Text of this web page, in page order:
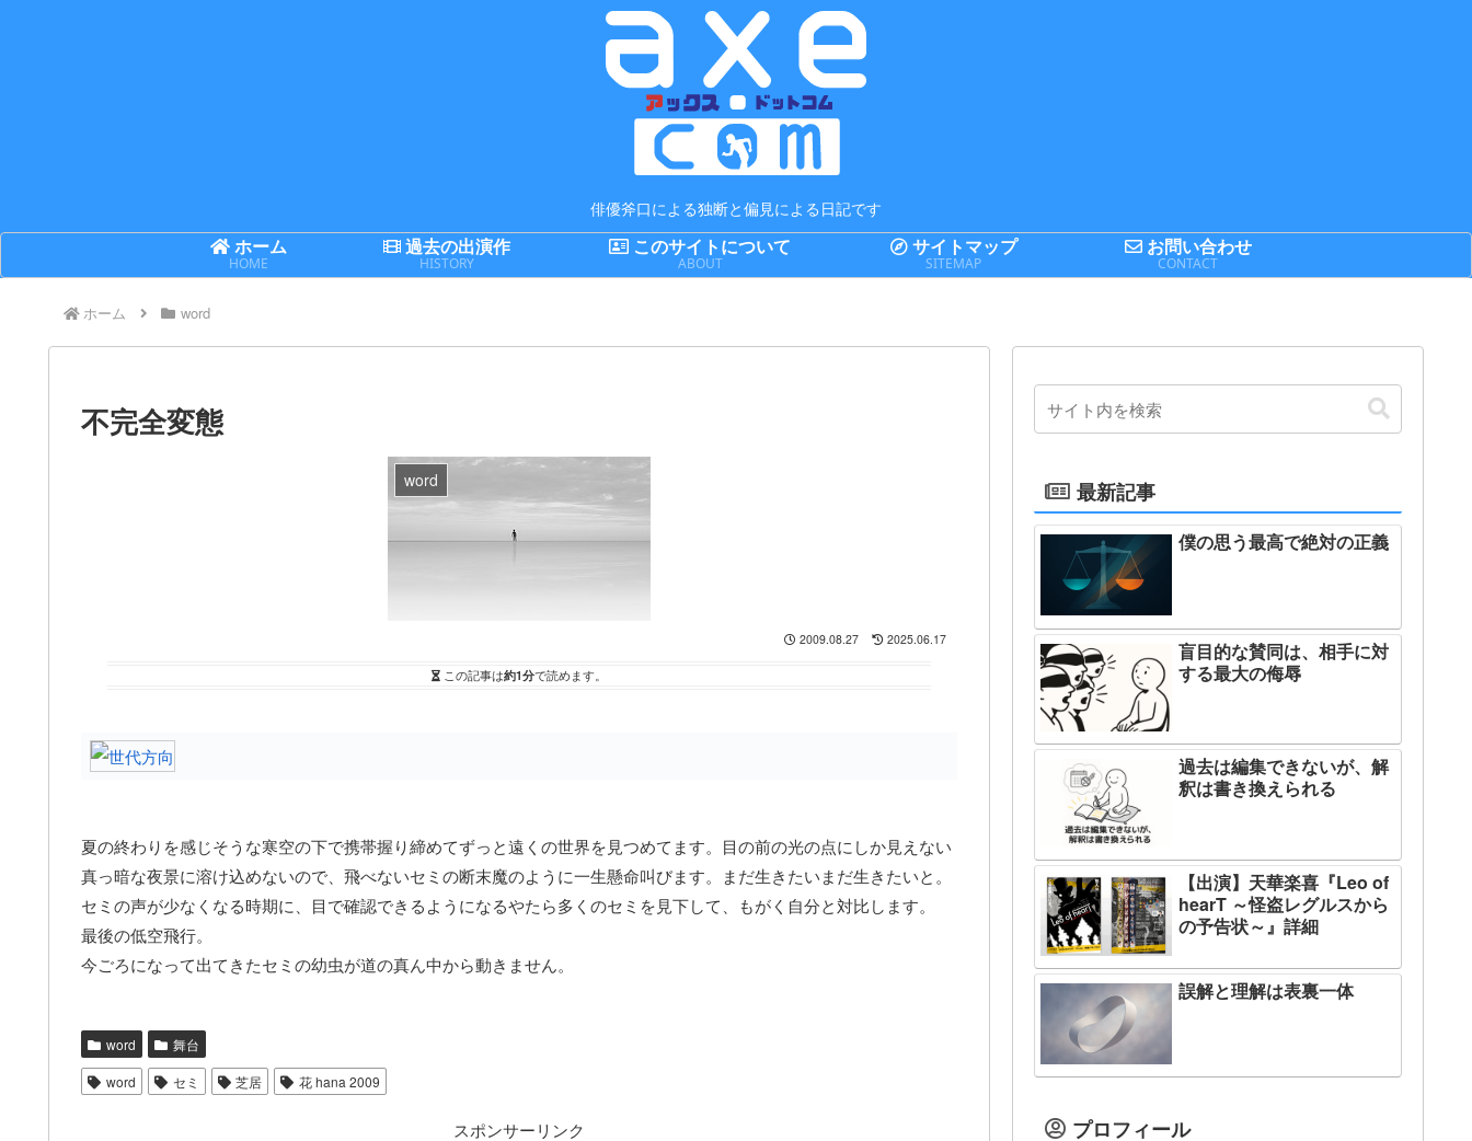
俳優斧口による独断と偏見による日記です
ホーム
HOME
過去の出演作
HISTORY
このサイトについて
ABOUT
サイトマップ
SITEMAP
お問い合わせ
CONTACT
ホーム word
不完全変態
word
2009.08.27 2025.06.17
この記事は約1分で読めます。
夏の終わりを感じそうな寒空の下で携帯握り締めてずっと遠くの世界を見つめてます。目の前の光の点にしか見えない
真っ暗な夜景に溶け込めないので、飛べないセミの断末魔のように一生懸命叫びます。まだ生きたいまだ生きたいと。
セミの声が少なくなる時期に、目で確認できるようになるやたら多くのセミを見下して、もがく自分と対比します。
最後の低空飛行。
今ごろになって出てきたセミの幼虫が道の真ん中から動きません。
word 舞台
word セミ 芝居 花 hana 2009
スポンサーリンク
最新記事
僕の思う最高で絶対の正義
盲目的な賛同は、相手に対
する最大の侮辱
過去は編集できないが、解
釈は書き換えられる
【出演】天華楽喜『Leo of
hearT ～怪盗レグルスから
の予告状～』詳細
誤解と理解は表裏一体
プロフィール